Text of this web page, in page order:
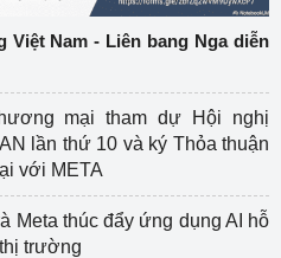
Nam - Liên bang Nga diễn
mại tham dự Hội nghị
lần thứ 10 và ký Thỏa thuận
với META
Meta thúc đẩy ứng dụng AI hỗ
trường